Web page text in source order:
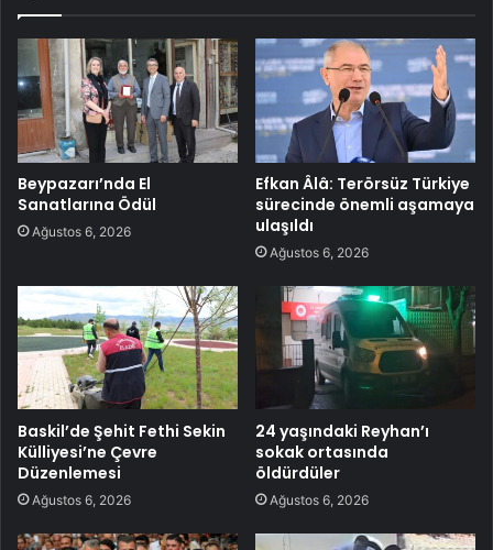
Beypazarı’nda El
Sanatlarına Ödül
Ağustos 6, 2026
Efkan Âlâ: Terörsüz Türkiye
sürecinde önemli aşamaya
ulaşıldı
Ağustos 6, 2026
Baskil’de Şehit Fethi Sekin
Külliyesi’ne Çevre
Düzenlemesi
Ağustos 6, 2026
24 yaşındaki Reyhan’ı
sokak ortasında
öldürdüler
Ağustos 6, 2026